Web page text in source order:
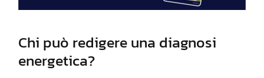
Chi può redigere una diagnosi
energetica?